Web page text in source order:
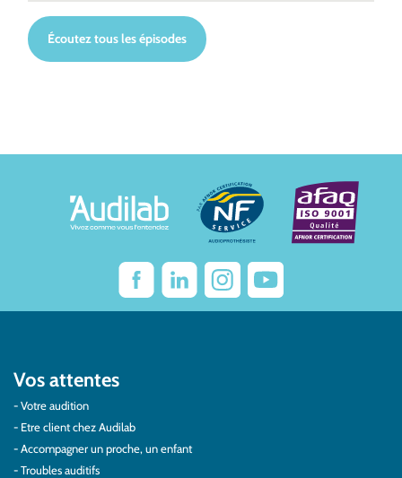
Écoutez tous les épisodes
Vos attentes
Votre audition
Etre client chez Audilab
Accompagner un proche, un enfant
Troubles auditifs